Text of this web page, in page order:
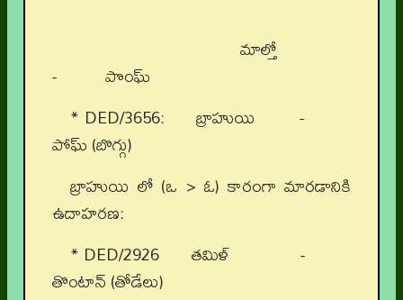
మాల్తో
- పొంఘ్
* DED/3656: బ్రాహుయి -
పోఘ్ (బొగ్గు)
బ్రాహుయి లో (ఒ > ఓ) కారంగా మారడానికి
ఉదాహరణ:
* DED/2926 తమిళ్ -
తొంటాన్ (తోడేలు)